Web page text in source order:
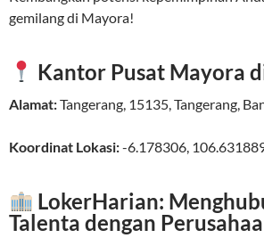
gemilang di Mayora!
Kantor Pusat Mayora
Alamat:Tangerang 15135 Tangerang
Koordinat Lokasi:-6.178306
LokerHarian:
Talenta dengan